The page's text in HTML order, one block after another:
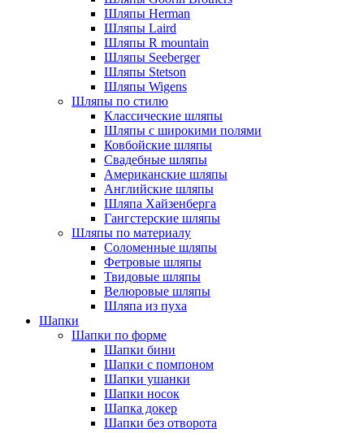
Шляпы Herman
Шляпы Laird
Шляпы R mountain
Шляпы Seeberger
Шляпы Stetson
Шляпы Wigens
Шляпы по стилю
Классические шляпы
Шляпы с широкими полями
Ковбойские шляпы
Свадебные шляпы
Американские шляпы
Английские шляпы
Шляпа Хайзенберга
Гангстерские шляпы
Шляпы по материалу
Соломенные шляпы
Фетровые шляпы
Твидовые шляпы
Велюровые шляпы
Шляпа из пуха
Шапки
Шапки по форме
Шапки бини
Шапки с помпоном
Шапки ушанки
Шапки носок
Шапка докер
Шапки без отворота